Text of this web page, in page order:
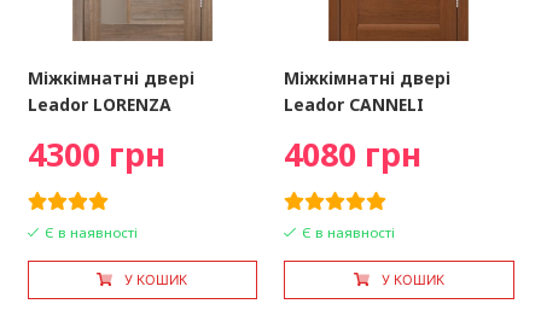
Міжкімнатні двері
Leador LORENZA
4300 грн
Є в наявності
У КОШИК
Міжкімнатні двері
Leador CANNELI
4080 грн
Є в наявності
У КОШИК